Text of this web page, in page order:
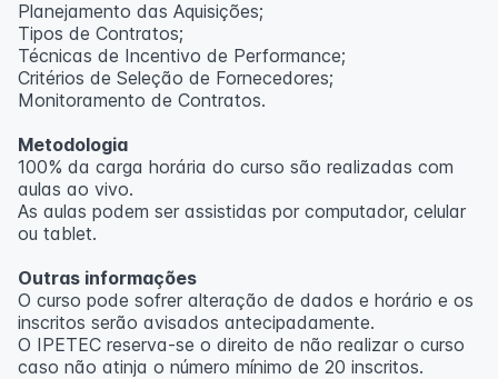
Planejamento das Aquisições;
Tipos de Contratos;
Técnicas de Incentivo de Performance;
Critérios de Seleção de Fornecedores;
Monitoramento de Contratos.
Metodologia
100% da carga horária do curso são realizadas com
aulas ao vivo.
As aulas podem ser assistidas por computador, celular
ou tablet.
Outras informações
O curso pode sofrer alteração de dados e horário e os
inscritos serão avisados ​​antecipadamente.
O IPETEC reserva-se o direito de não realizar o curso
caso não atinja o número mínimo de 20 inscritos.